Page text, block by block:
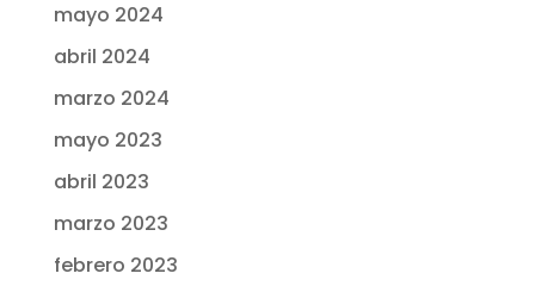
mayo 2024
abril 2024
marzo 2024
mayo 2023
abril 2023
marzo 2023
febrero 2023